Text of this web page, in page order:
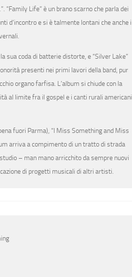
Life” è un brano scarno che parla dei
d’incontro e si è talmente lontani che anche i
sua coda di batterie distorte, e “Silver Lake”
presenti nei primi lavori della band, pur
organo farfisa. L’album si chiude con la
al limite fra il gospel e i canti rurali americani
fuori Parma), “I Miss Something and Miss
arriva a compimento di un tratto di strada
– man mano arricchito da sempre nuovi
di progetti musicali di altri artisti.